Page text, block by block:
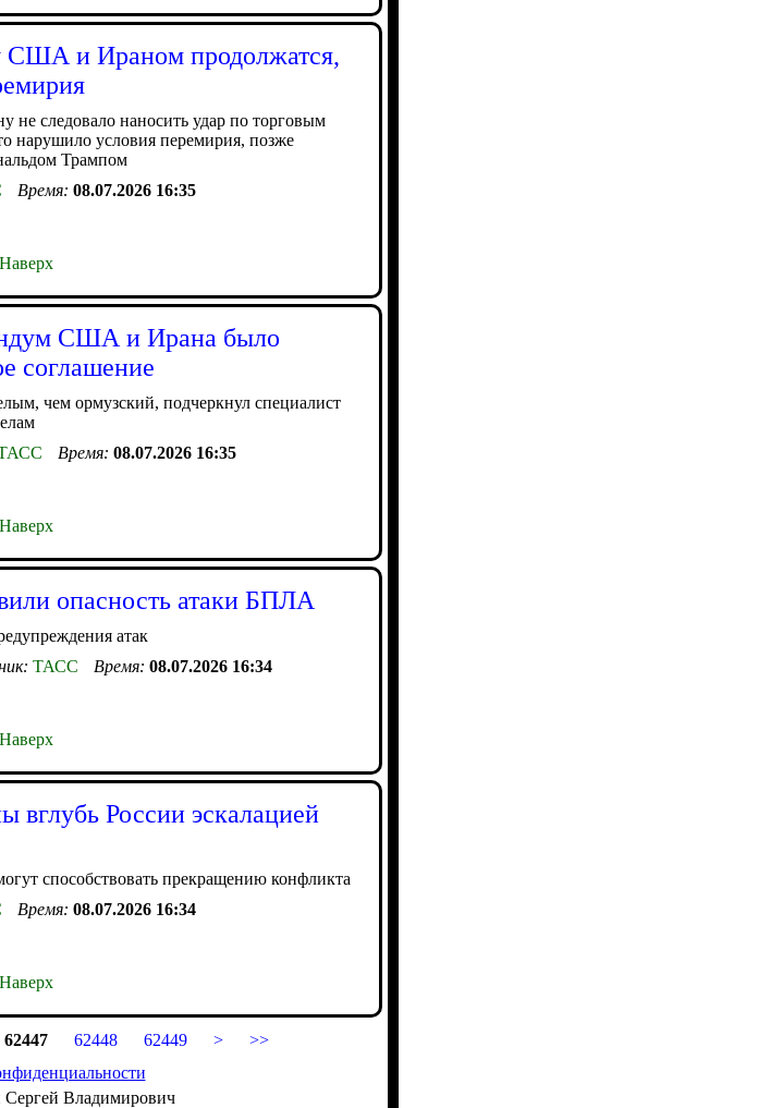
США и Ираном продолжатся,
не следовало наносить удар по торговым
нарушило условия перемирия, позже
Трампом
Время: 08.07.2026 16:35
Наверх
США и Ирана было
соглашение
чем ормузский, подчеркнул специалист
Время: 08.07.2026 16:35
Наверх
опасность атаки БПЛА
атак
ТАСС Время: 08.07.2026 16:34
Наверх
вглубь России эскалацией
способствовать прекращению конфликта
Время: 08.07.2026 16:34
Наверх
62447 62448 62449 >
>>
Владимирович